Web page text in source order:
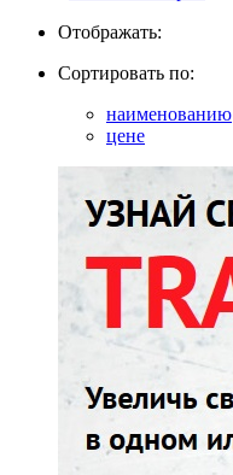
Отображать:
Сортировать по:
наименованию
цене